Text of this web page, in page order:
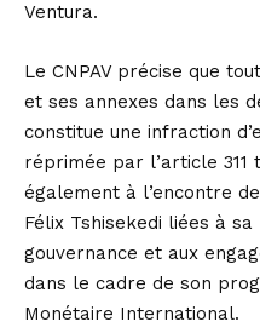
Ventura.
Le CNPAV précise que
et ses annexes dans les
constitue une infraction
réprimée par l’article 311
également à l’encontre
Félix Tshisekedi liées à
gouvernance et aux
dans le cadre de son
Monétaire International.